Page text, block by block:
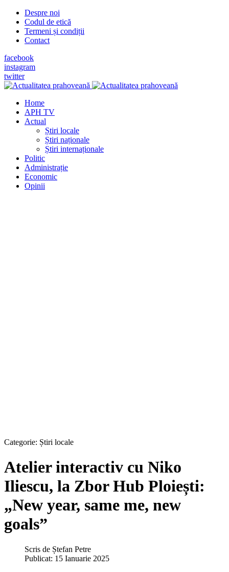
Despre noi
Codul de etică
Termeni și condiții
Contact
facebook
instagram
twitter
Home
APH TV
Actual
Știri locale
Știri naționale
Știri internaționale
Politic
Administrație
Economic
Opinii
Categorie: Știri locale
Atelier interactiv cu Niko
Iliescu, la Zbor Hub Ploiești:
„New year, same me, new
goals”
Scris de Ștefan Petre
Publicat: 15 Ianuarie 2025